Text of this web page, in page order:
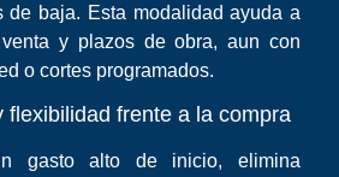
de baja. Esta modalidad ayuda a
y plazos de obra, aun con
o cortes programados.
flexibilidad frente a la compra
gasto alto de inicio, elimina